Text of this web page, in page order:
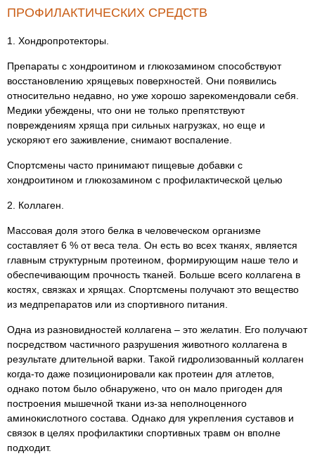
ПРОФИЛАКТИЧЕСКИХ СРЕДСТВ
1. Хондропротекторы.
Препараты с хондроитином и глюкозамином способствуют
восстановлению хрящевых поверхностей. Они появились
относительно недавно, но уже хорошо зарекомендовали себя.
Медики убеждены, что они не только препятствуют
повреждениям хряща при сильных нагрузках, но еще и
ускоряют его заживление, снимают воспаление.
Спортсмены часто принимают пищевые добавки с
хондроитином и глюкозамином с профилактической целью
2. Коллаген.
Массовая доля этого белка в человеческом организме
составляет 6 % от веса тела. Он есть во всех тканях, является
главным структурным протеином, формирующим наше тело и
обеспечивающим прочность тканей. Больше всего коллагена в
костях, связках и хрящах. Спортсмены получают это вещество
из медпрепаратов или из спортивного питания.
Одна из разновидностей коллагена – это желатин. Его получают
посредством частичного разрушения животного коллагена в
результате длительной варки. Такой гидролизованный коллаген
когда-то даже позиционировали как протеин для атлетов,
однако потом было обнаружено, что он мало пригоден для
построения мышечной ткани из-за неполноценного
аминокислотного состава. Однако для укрепления суставов и
связок в целях профилактики спортивных травм он вполне
подходит.